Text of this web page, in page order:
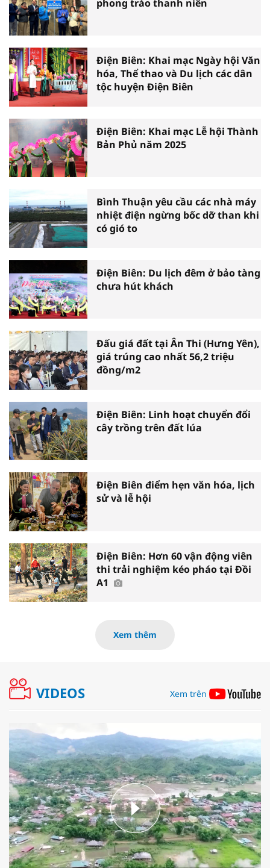
phong trào thanh niên
Điện Biên: Khai mạc Ngày hội Văn
hóa, Thể thao và Du lịch các dân
tộc huyện Điện Biên
Điện Biên: Khai mạc Lễ hội Thành
Bản Phủ năm 2025
Bình Thuận yêu cầu các nhà máy
nhiệt điện ngừng bốc dỡ than khi
có gió to
Điện Biên: Du lịch đêm ở bảo tàng
chưa hút khách
Đấu giá đất tại Ân Thi (Hưng Yên),
giá trúng cao nhất 56,2 triệu
đồng/m2
Điện Biên: Linh hoạt chuyển đổi
cây trồng trên đất lúa
Điện Biên điểm hẹn văn hóa, lịch
sử và lễ hội
Điện Biên: Hơn 60 vận động viên
thi trải nghiệm kéo pháo tại Đồi
A1
Xem thêm
VIDEOS Xem trên